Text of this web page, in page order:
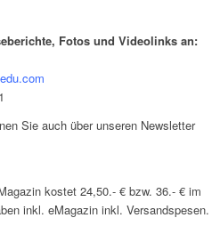
Fotos und Videolinks an:
Sie auch über unseren Newsletter
kostet 24,50.- € bzw. 36.- € im
inkl. eMagazin inkl. Versandspesen.